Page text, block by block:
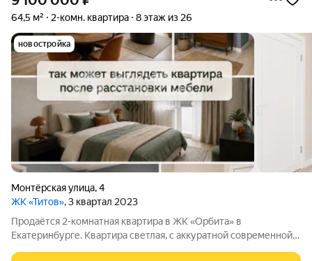
64,5 м² 2-комн. квартира 8 этаж из 26
новостройка
Монтёрская улица,4
ЖК «Титов», 3 квартал 2023
Продаётся 2-комнатная квартира в ЖК «Орбита» в
Екатеринбурге. Квартира светлая, с аккуратной современной